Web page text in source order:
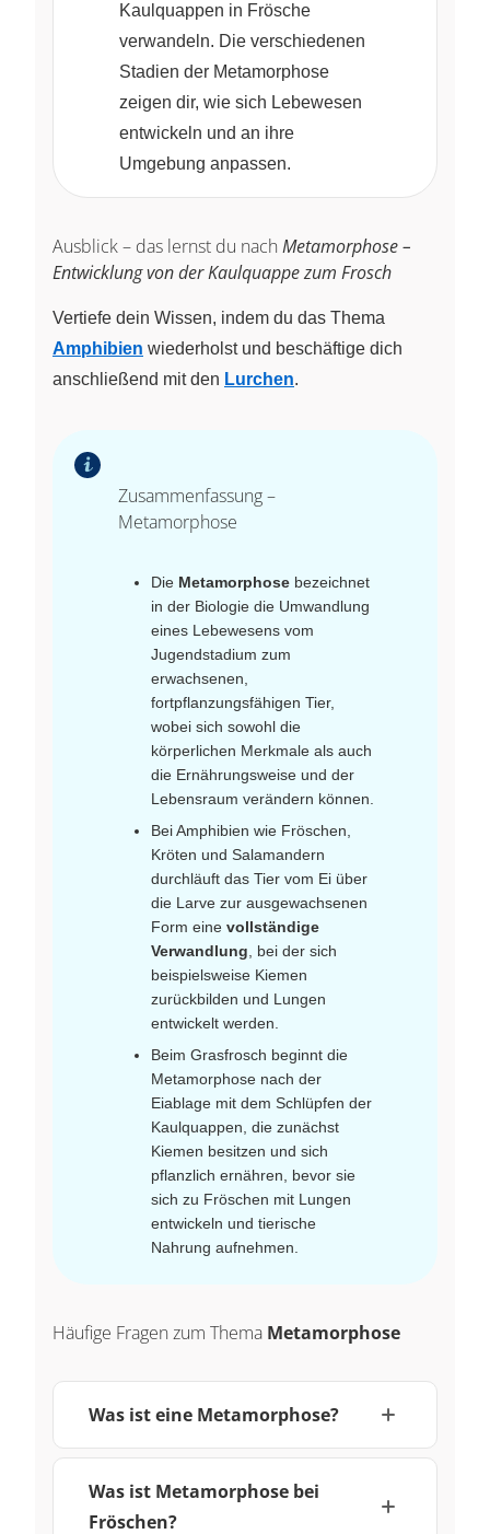
Kaulquappen in Frösche
verwandeln. Die verschiedenen
Stadien der Metamorphose
zeigen dir, wie sich Lebewesen
entwickeln und an ihre
Umgebung anpassen.
Ausblick – das lernst du nach Metamorphose –
Entwicklung von der Kaulquappe zum Frosch
Vertiefe dein Wissen, indem du das Thema
Amphibien wiederholst und beschäftige dich
anschließend mit den Lurchen.
Zusammenfassung –
Metamorphose
Die Metamorphose bezeichnet
in der Biologie die Umwandlung
eines Lebewesens vom
Jugendstadium zum
erwachsenen,
fortpflanzungsfähigen Tier,
wobei sich sowohl die
körperlichen Merkmale als auch
die Ernährungsweise und der
Lebensraum verändern können.
Bei Amphibien wie Fröschen,
Kröten und Salamandern
durchläuft das Tier vom Ei über
die Larve zur ausgewachsenen
Form eine vollständige
Verwandlung , bei der sich
beispielsweise Kiemen
zurückbilden und Lungen
entwickelt werden.
Beim Grasfrosch beginnt die
Metamorphose nach der
Eiablage mit dem Schlüpfen der
Kaulquappen, die zunächst
Kiemen besitzen und sich
pflanzlich ernähren, bevor sie
sich zu Fröschen mit Lungen
entwickeln und tierische
Nahrung aufnehmen.
Häufige Fragen zum Thema Metamorphose
Was ist eine Metamorphose?
Was ist Metamorphose bei
Fröschen?